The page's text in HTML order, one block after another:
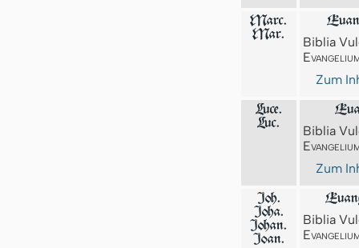
Marc.
Mar.
Biblia
Zum
Luce.
Luc.
Biblia
Zum
Joh.
Joha.
Johan.
Joan.
Biblia